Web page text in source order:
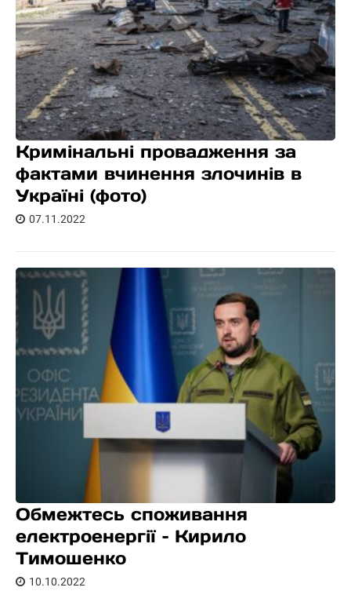
Кримінальні провадження за
фактами вчинення злочинів в
Україні (фото)
07.11.2022
Обмежтесь споживання
електроенергії – Кирило
Тимошенко
10.10.2022